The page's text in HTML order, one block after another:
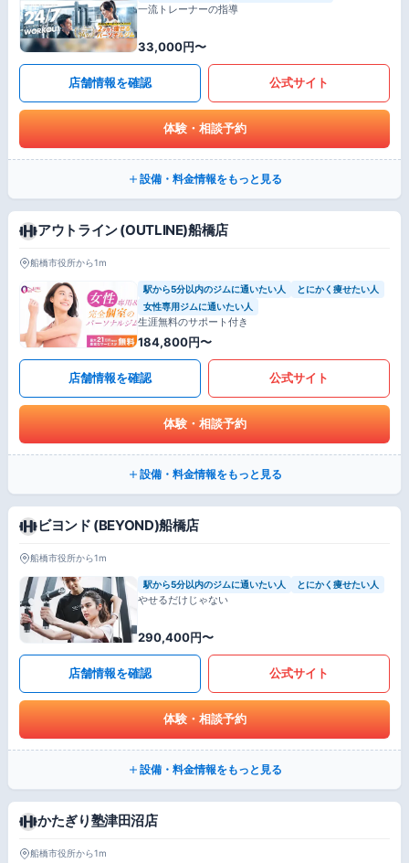
一流トレーナーの指導
33,000円〜
店舗情報を確認 公式サイト
体験・相談予約
設備・料金情報をもっと見る
アウトライン (OUTLINE)船橋店
船橋市役所から1m
駅から5分以内のジムに通いたい人
とにかく痩せたい人
女性専用ジムに通いたい人
生涯無料のサポート付き
184,800円〜
店舗情報を確認 公式サイト
体験・相談予約
設備・料金情報をもっと見る
ビヨンド (BEYOND)船橋店
船橋市役所から1m
駅から5分以内のジムに通いたい人 とにかく痩せたい人
やせるだけじゃない
290,400円〜
店舗情報を確認 公式サイト
体験・相談予約
設備・料金情報をもっと見る
かたぎり塾津田沼店
船橋市役所から1m